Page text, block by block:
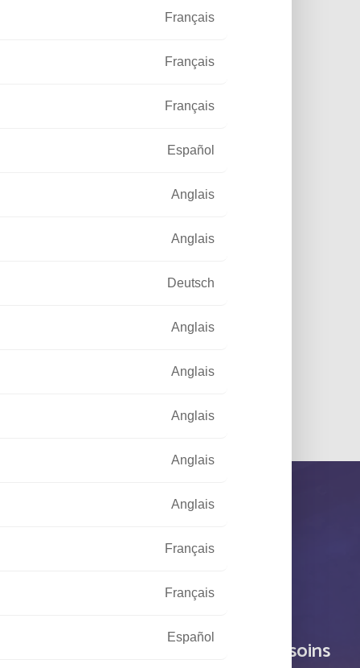
écoute pour répondre à vos besoins
Français
Français
Français
Español
Anglais
Anglais
Deutsch
Anglais
Anglais
Anglais
Anglais
Anglais
Français
Français
Español